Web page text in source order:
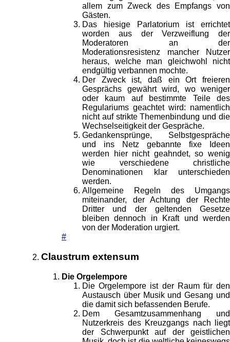
allem zum Zweck des Empfangs von
Gästen.
Das hiesige Parlatorium ist errichtet
worden aus der Verzweiflung der
Moderatoren an der
Moderationsresistenz mancher Nutzer
heraus, welche man gleichwohl nicht
endgültig verbannen mochte.
Der Zweck ist, daß ein Ort freieren
Gesprächs gewährt wird, wo weniger
oder kaum auf bestimmte Teile des
Regulariums geachtet wird: namentlich
nicht auf strikte Themenbindung und die
Wechselseitigkeit der Gespräche.
Gedankensprünge, Selbstgespräche
und ins Netz gebannte fixe Ideen
werden hier nicht geahndet, so wenig
wie verschiedene christliche
Denominationen klar unterschieden
werden.
Allgemeine Regeln des Umgangs
miteinander, der Achtung der Rechte
Dritter und der geltenden Gesetze
bleiben dennoch in Kraft und werden
von der Moderation urgiert.
#
Claustrum extensum
Die Orgelempore
Die Orgelempore ist der Raum für den
Austausch über Musik und Gesang und
die damit sich befassenden Berufe.
Dem Gesamtzusammenhang und
Nutzerkreis des Kreuzgangs nach liegt
der Schwerpunkt auf der geistlichen